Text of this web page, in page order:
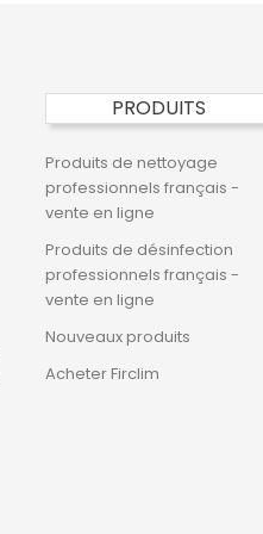
PRODUITS
Produits de nettoyage
professionnels français -
vente en ligne
Produits de désinfection
professionnels français -
vente en ligne
Nouveaux produits
Acheter Firclim